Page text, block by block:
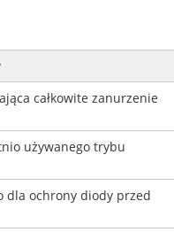
całkowite zanurzenie
używanego trybu
dla ochrony diody przed